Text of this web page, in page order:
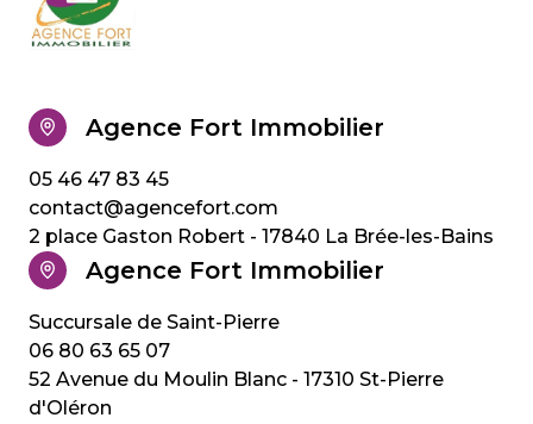
Agence Fort Immobilier
05 46 47 83 45
contact@agencefort.com
2 place Gaston Robert - 17840 La Brée-les-Bains
Agence Fort Immobilier
06 80 63 65 07
52 Avenue du Moulin Blanc - 17310 St-Pierre
d'Oléron